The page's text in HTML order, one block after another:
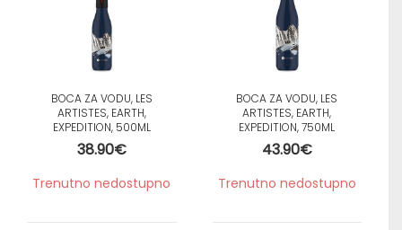
BOCA ZA VODU, LES
ARTISTES, EARTH,
EXPEDITION, 500ML
38.90€
Trenutno nedostupno
BOCA ZA VODU, LES
ARTISTES, EARTH,
EXPEDITION, 750ML
43.90€
Trenutno nedostupno